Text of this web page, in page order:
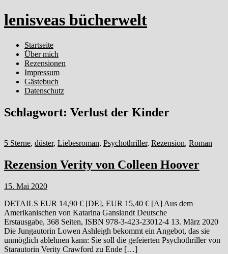
lenisveas bücherwelt
Startseite
Über mich
Rezensionen
Impressum
Gästebuch
Datenschutz
Schlagwort: Verlust der Kinder
5 Sterne, düster, Liebesroman, Psychothriller, Rezension, Roman
Rezension Verity von Colleen Hoover
15. Mai 2020
DETAILS EUR 14,90 € [DE], EUR 15,40 € [A] Aus dem
Amerikanischen von Katarina Ganslandt Deutsche
Erstausgabe, 368 Seiten, ISBN 978-3-423-23012-4 13. März 2020
Die Jungautorin Lowen Ashleigh bekommt ein Angebot, das sie
unmöglich ablehnen kann: Sie soll die gefeierten Psychothriller von
Starautorin Verity Crawford zu Ende […]